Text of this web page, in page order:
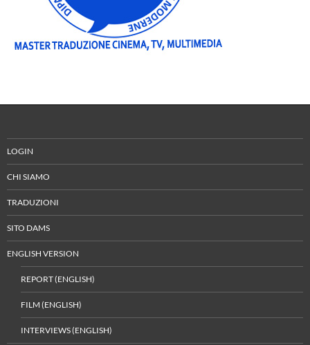
LOGIN
CHI SIAMO
TRADUZIONI
SITO DAMS
ENGLISH VERSION
REPORT (ENGLISH)
FILM (ENGLISH)
INTERVIEWS (ENGLISH)